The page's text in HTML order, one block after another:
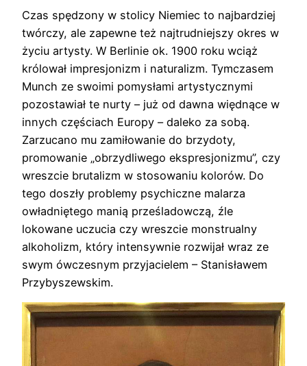
Czas spędzony w stolicy Niemiec to najbardziej
twórczy, ale zapewne też najtrudniejszy okres w
życiu artysty. W Berlinie ok. 1900 roku wciąż
królował impresjonizm i naturalizm. Tymczasem
Munch ze swoimi pomysłami artystycznymi
pozostawiał te nurty – już od dawna więdnące w
innych częściach Europy – daleko za sobą.
Zarzucano mu zamiłowanie do brzydoty,
promowanie „obrzydliwego ekspresjonizmu”, czy
wreszcie brutalizm w stosowaniu kolorów. Do
tego doszły problemy psychiczne malarza
owładniętego manią prześladowczą, źle
lokowane uczucia czy wreszcie monstrualny
alkoholizm, który intensywnie rozwijał wraz ze
swym ówczesnym przyjacielem – Stanisławem
Przybyszewskim.